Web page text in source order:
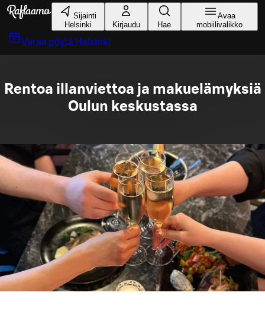
Siirry pääsisältöön
Sijainti
Helsinki
Kirjaudu Hae
Avaa
mobiilivalikko
Varaa pöytä Helsinki
Rentoa illanviettoa ja makuelämyksiä
Oulun keskustassa